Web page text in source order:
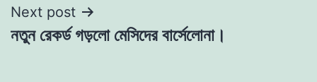
Next post
নতুন রেকর্ড গড়লো মেসিদের বার্সেলোনা।